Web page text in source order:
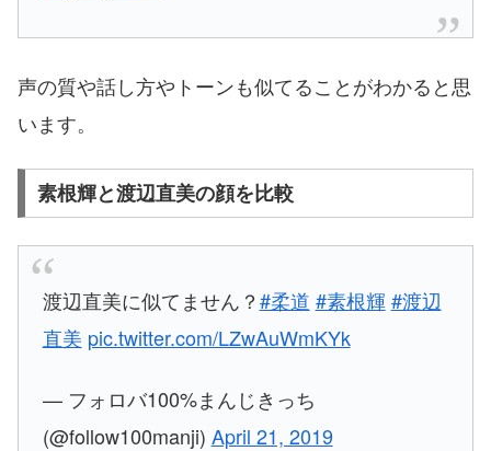
声の質や話し方やトーンも似てることがわかると思
います。
素根輝と渡辺直美の顔を比較
渡辺直美に似てません？#柔道 #素根輝 #渡辺
直美 pic.twitter.com/LZwAuWmKYk
— フォロバ100%まんじきっち
(@follow100manji) April 21, 2019